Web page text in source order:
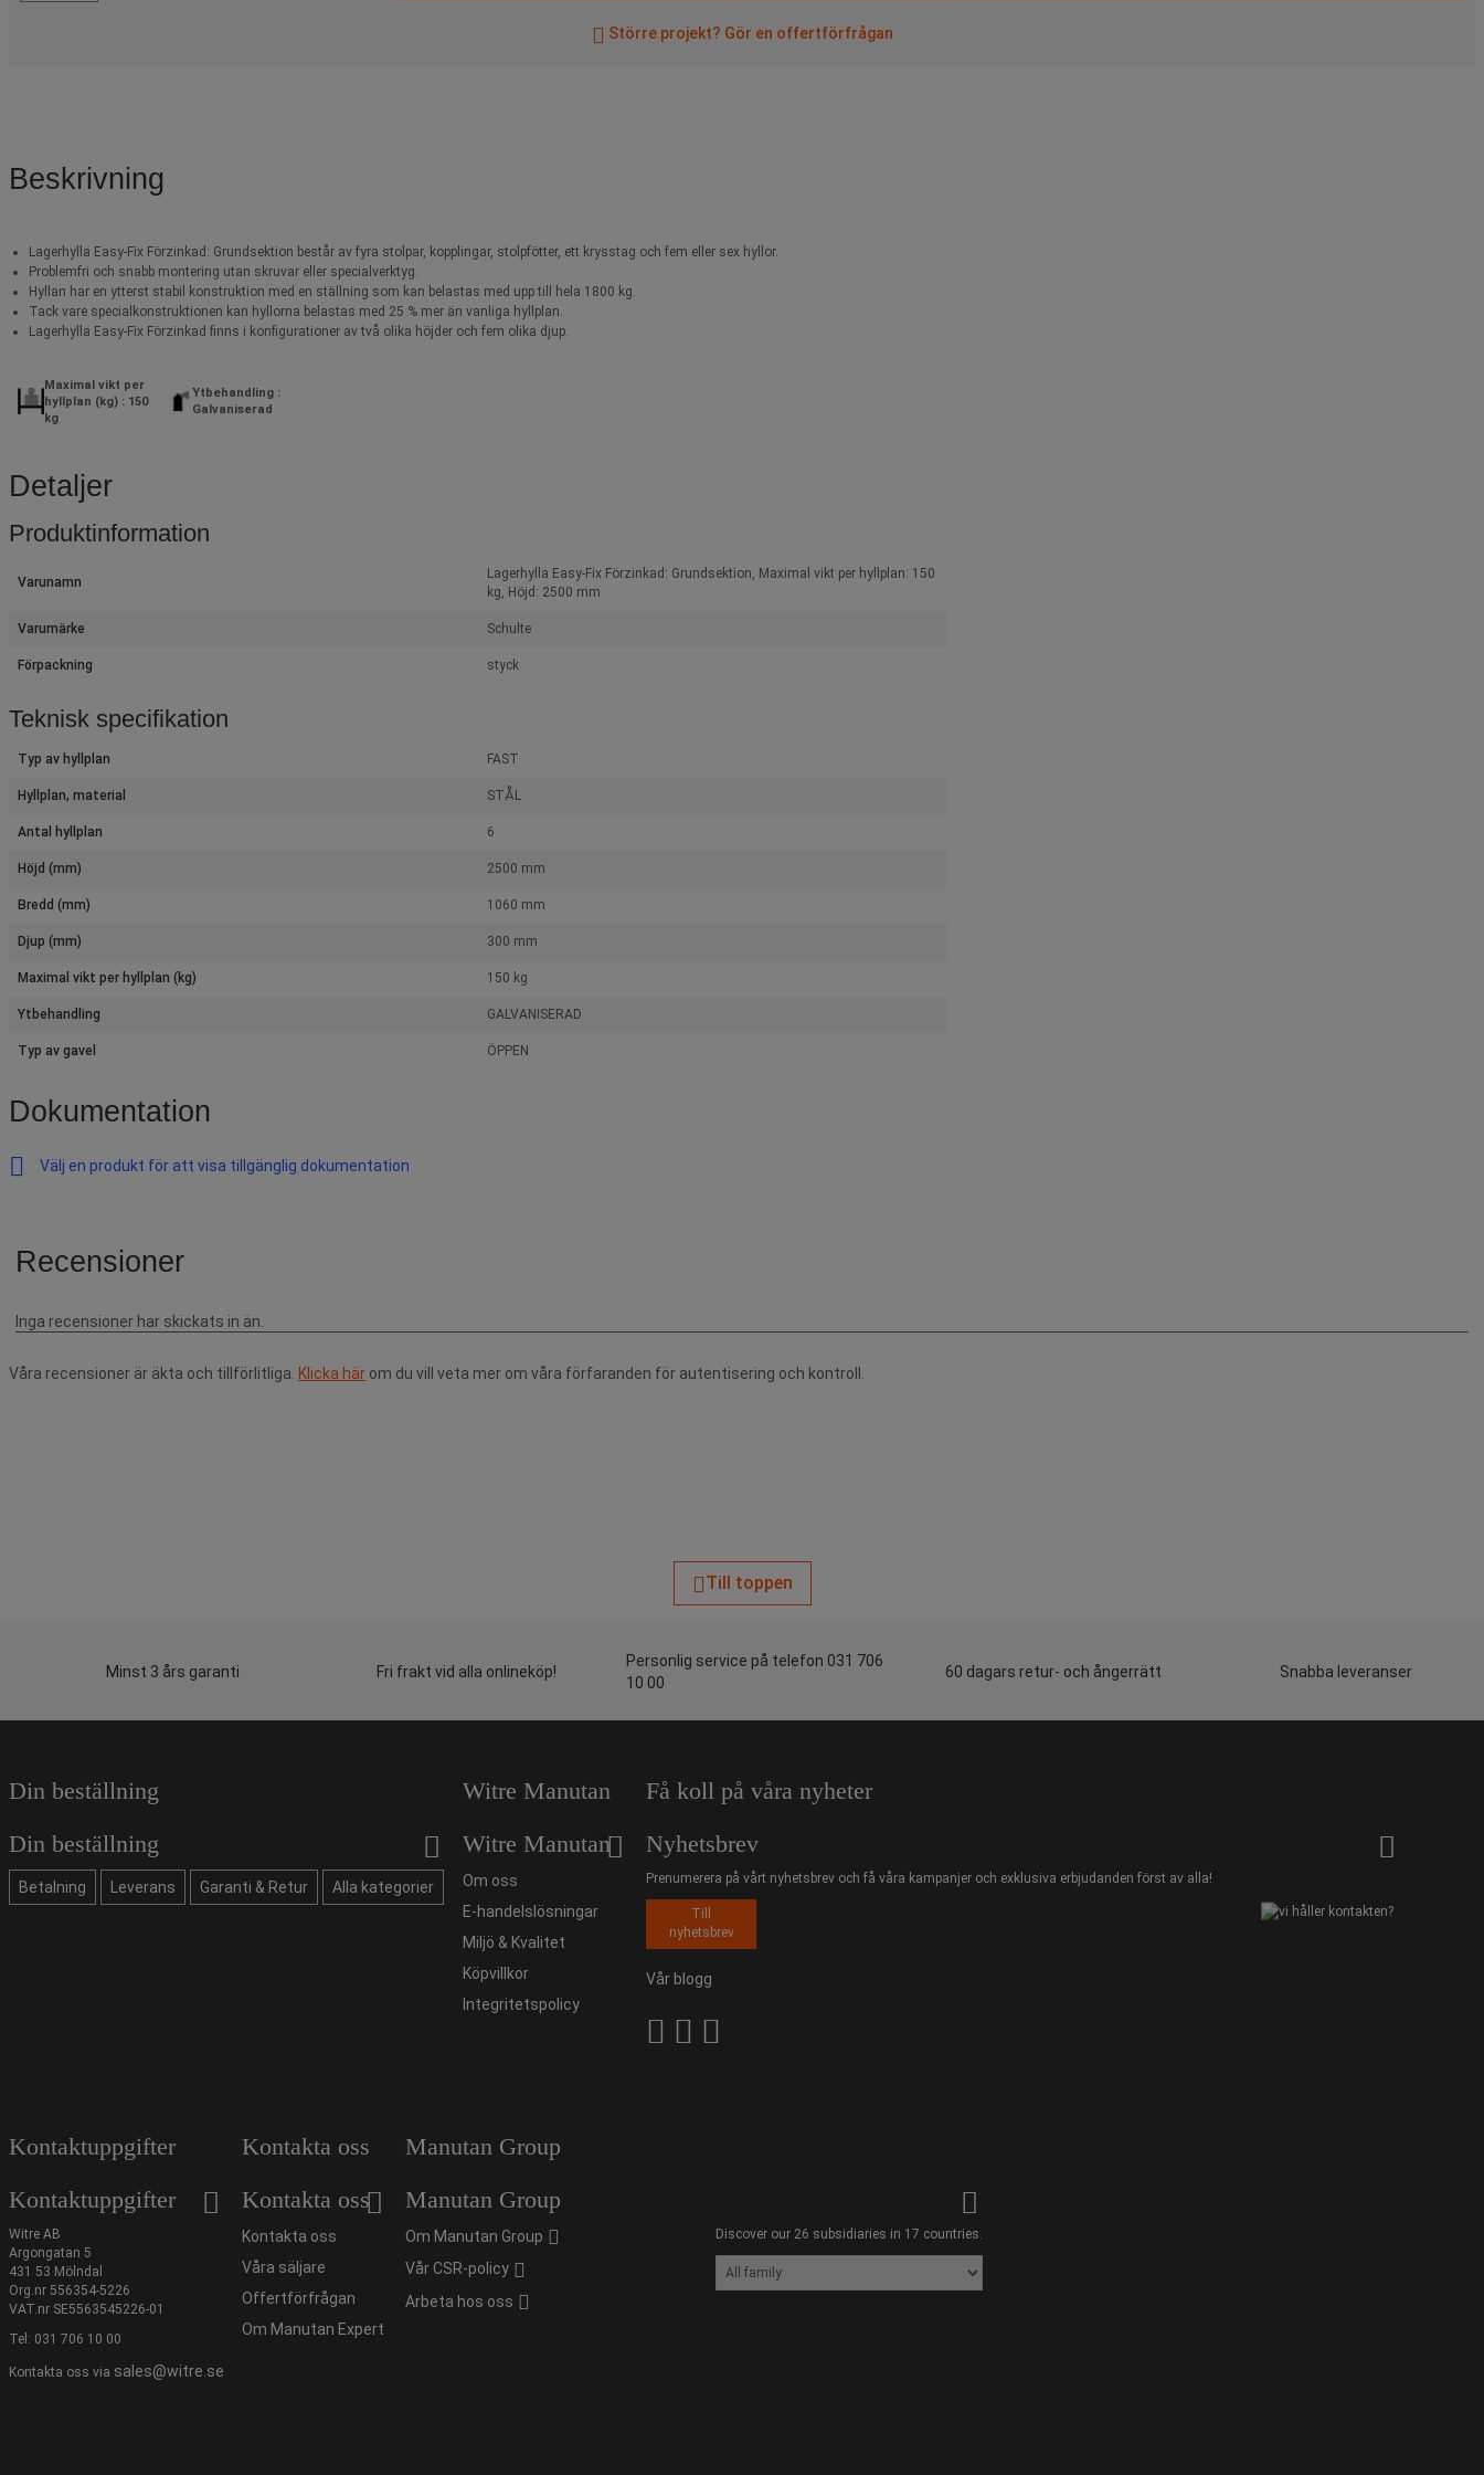
Större projekt? Gör en offertförfrågan
Beskrivning
Lagerhylla Easy-Fix Förzinkad: Grundsektion består av fyra stolpar, kopplingar, stolpfötter, ett krysstag och fem eller sex hyllor.
Problemfri och snabb montering utan skruvar eller specialverktyg.
Hyllan har en ytterst stabil konstruktion med en ställning som kan belastas med upp till hela 1800 kg.
Tack vare specialkonstruktionen kan hyllorna belastas med 25 % mer än vanliga hyllplan.
Lagerhylla Easy-Fix Förzinkad finns i konfigurationer av två olika höjder och fem olika djup.
Maximal vikt per
hyllplan (kg) : 150
kg
Ytbehandling :
Galvaniserad
Detaljer
Produktinformation
Varunamn
Lagerhylla Easy-Fix Förzinkad: Grundsektion, Maximal vikt per hyllplan: 150
kg, Höjd: 2500 mm
Varumärke Schulte
Förpackning styck
Teknisk specifikation
Typ av hyllplan FAST
Hyllplan, material STÅL
Antal hyllplan 6
Höjd (mm) 2500 mm
Bredd (mm) 1060 mm
Djup (mm) 300 mm
Maximal vikt per hyllplan (kg) 150 kg
Ytbehandling GALVANISERAD
Typ av gavel ÖPPEN
Dokumentation
Välj en produkt för att visa tillgänglig dokumentation
Våra recensioner är äkta och tillförlitliga. Klicka här om du vill veta mer om våra förfaranden för autentisering och kontroll.
Till toppen
Minst 3 års garanti Fri frakt vid alla onlineköp!
Personlig service på telefon 031 706
10 00
60 dagars retur- och ångerrätt Snabba leveranser
Din beställning
Din beställning
Betalning Leverans Garanti & Retur Alla kategorier
Witre Manutan
Witre Manutan
Om oss
E-handelslösningar
Miljö & Kvalitet
Köpvillkor
Integritetspolicy
Få koll på våra nyheter
Nyhetsbrev
Prenumerera på vårt nyhetsbrev och få våra kampanjer och exklusiva erbjudanden först av alla!
Till
nyhetsbrev
Vår blogg
Kontaktuppgifter
Kontaktuppgifter
Witre AB
Argongatan 5
431 53 Mölndal
Org.nr 556354-5226
VAT.nr SE5563545226-01
Tel: 031 706 10 00
Kontakta oss via sales@witre.se
Kontakta oss
Kontakta oss
Kontakta oss
Våra säljare
Offertförfrågan
Om Manutan Expert
Manutan Group
Manutan Group
Om Manutan Group
Vår CSR-policy
Arbeta hos oss
Discover our 26 subsidiaries in 17 countries.